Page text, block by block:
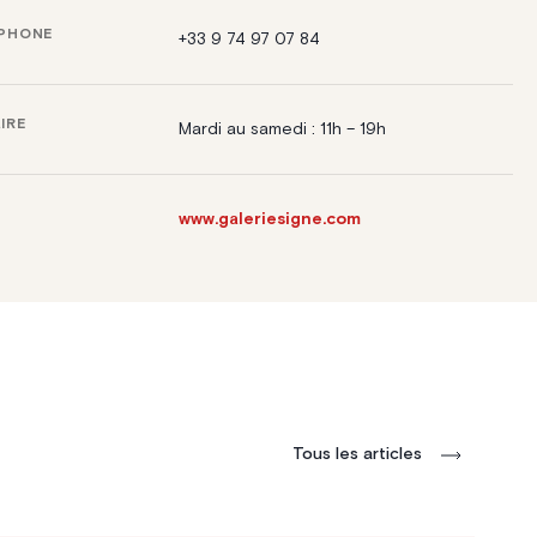
+33 9 74 97 07 84
Mardi au samedi : 11h – 19h
www.galeriesigne.com
Tous les articles